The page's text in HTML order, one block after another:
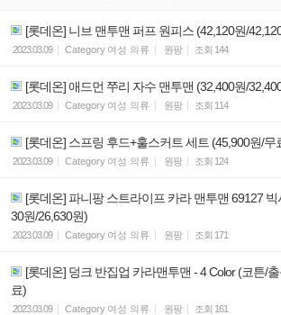
[롯데온] 니브 맨투맨 퍼프 원피스 (42,120원/
2023.03.09 Category 여성 의류 원팡 조회 144
[롯데온] 애드먼 쭈리 자수 맨투맨 (32,400원/
2023.03.09 Category 여성 의류 원팡 조회 114
[롯데온] 스프링 후드+훌스커트 세트 (45,900원/무
2023.03.09 Category 여성 의류 원팡 조회 124
[롯데온] 파니팡 스트라이프 카라 맨투맨 69127
30원/26,630원)
2023.03.09 Category 여성 의류 원팡 조회 171
[롯데온] 덩크 반집업 카라맨투맨 - 4 Color (코튼/
료)
2023.03.09 Category 여성 의류 원팡 조회 161